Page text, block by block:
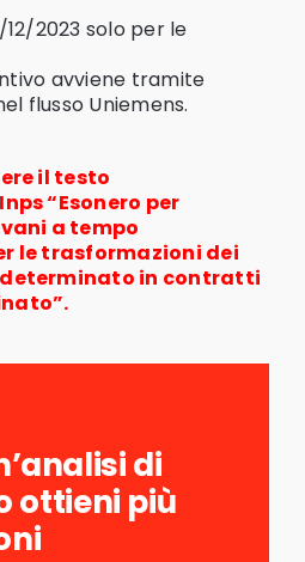
12/2023 solo per le
avviene tramite
flusso Uniemens.
il testo
“Esonero per
a tempo
le trasformazioni dei
in contratti
di
ottieni più